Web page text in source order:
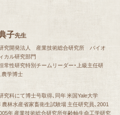
子先生
究開発法人 産業技術総合研究所 バイオ
カル研究部門
常性研究特別チームリーダー・上級主任研
農学博士
科にて博士号取得、同年 米国Yale大学
林水産省家畜衛生試験場 主任研究員、2001
年 産業技術総合研究所年齢軸生命工学研究